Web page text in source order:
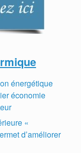
énergétique
économie
«
d’améliorer